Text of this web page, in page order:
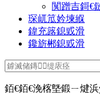
闃蹭吉鎶€
琛屼笟妗堜緥
鍏充簬鎴戜滑
鑱旂郴鎴戜滑
銆€銆€浼楁墍鍛ㄧ煡